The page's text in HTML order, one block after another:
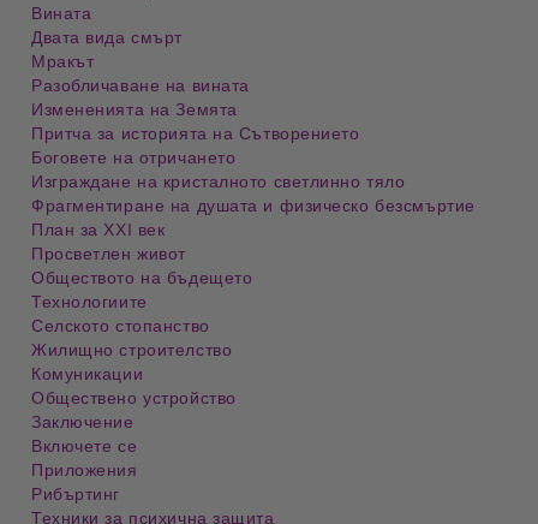
Вината
Двата вида смърт
Мракът
Разобличаване на вината
Измененията на Земята
Притча за историята на Сътворението
Боговете на отричането
Изграждане на кристалното светлинно тяло
Фрагментиране на душата и физическо безсмъртие
План за XXI век
Просветлен живот
Обществото на бъдещето
Технологиите
Селското стопанство
Жилищно строителство
Комуникации
Обществено устройство
Заключение
Включете се
Приложения
Рибъртинг
Техники за психична защита